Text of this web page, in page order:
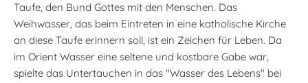
Taufe, den Bund Gottes mit den Menschen. Das
Weihwasser, das beim Eintreten in eine katholische Kirche
an diese Taufe erinnern soll, ist ein Zeichen für Leben. Da
im Orient Wasser eine seltene und kostbare Gabe war,
spielte das Untertauchen in das "Wasser des Lebens" bei